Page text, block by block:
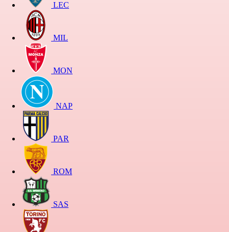
LEC
MIL
MON
NAP
PAR
ROM
SAS